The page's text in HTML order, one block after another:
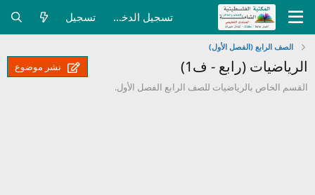
تسجيل الدخول تسجيل
الصف الرابع (الفصل الأول)
الرياضيات (رابع - ف1)
نشر موضوع
القسم الخاص بالرياضيات للصف الرابع الفصل الأول.